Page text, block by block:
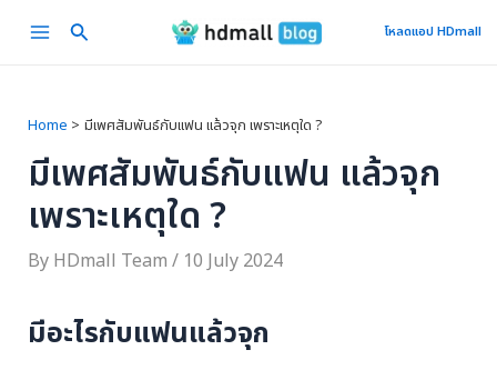
Main
โหลดแอป HDmall
Home มีเพศสัมพันธ์กับแฟน แล้วจุก เพราะเหตุใด ?
มีเพศสัมพันธ์กับแฟน แล้วจุก
เพราะเหตุใด ?
By HDmall Team / 10 July 2024
มีอะไรกับแฟนแล้วจุก